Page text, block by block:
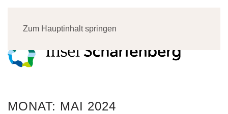
Zum Hauptinhalt springen
MONAT: MAI 2024